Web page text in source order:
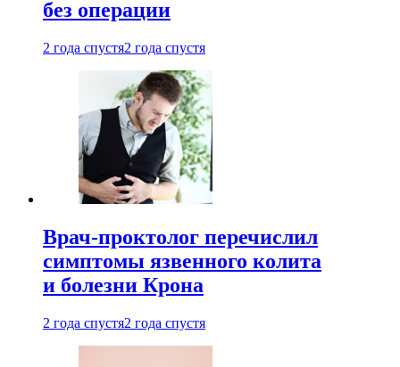
без операции
2 года спустя2 года спустя
Врач-проктолог перечислил
симптомы язвенного колита
и болезни Крона
2 года спустя2 года спустя